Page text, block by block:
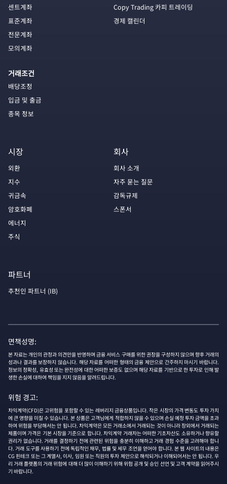
센트계좌
표준계좌
전문계좌
모의계좌
거래조건
배당조정
입금 및 출금
종목 정보
Copy Trading 카피 트레이딩
경제 캘린더
시장
외환
지수
귀금속
암호화폐
에너지
주식
회사
회사 소개
자주 묻는 질문
감독규제
스폰서
파트너
추천인 파트너 (IB)
면책성명:
본 자료는 개인의 관정과 의견만을 반영하며 금융 서비스 구매를 위한 권장을 구성하지 않으며 향후 거래의
성과나 결과를 보장하지 않습니다. 해당 자료를 어떠한 형태의 금융 제안으로 간주하지 마시기 바랍니다.
정보의 정확성, 유효성 또는 완전성에 대한 어떠한 보증도 없으며 해당 자료를 기반으로 한 투자로 인해 발
생한 손실에 대하여 책임을 지지 않음을 알려드립니다.
위험 경고:
차익계약(CFD)은 고위험을 포함할 수 있는 레버리지 금융상품입니다. 작은 시장의 가격 변동도 투자 가치
에 큰 영향을 미칠 수 있습니다. 본 상품은 고객님에게 적합하지 않을 수 있으며 손실 예정 투자 금액을 초과
하여 위험을 부담해서는 안 됩니다. 차익계약은 모든 거래소에서 거래되는 것이 아니라 장외에서 거래되는
제품이며 가격은 기본 시장을 기준으로 합니다. 차익계약 거래자는 어떠한 기초자산도 소유하거나 향유할
권리가 없습니다. 거래를 결정하기 전에 관련된 위험을 충분히 이해하고 거래 경험 수준을 고려해야 합니
다. 거래 도구를 사용하기 전에 독립적인 재무, 법률 및 세무 조언을 얻어야 합니다. 본 웹 사이트의 내용은
CG 핀테크 또는 그 계열사, 이사, 임원 또는 직원의 투자 제안으로 해석되거나 이해되어서는 안 됩니다. 우
리 거래 플랫폼의 거래 위험에 대해 더 많이 이해하기 위해 위험 공개 및 승인 선언 및 고객 계약을 읽어주시
기 바랍니다.